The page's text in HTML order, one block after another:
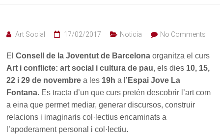
Art Social 17/02/2017 Noticia No Comments
ElConsell de la Joventut de Barcelona organitza el curs
Art i conflicte: art social i cultura de pau, els dies 10, 15,
22 i 29 de novembre a les 19h a l’ Espai Jove La
Fontana. Es tracta d’un que curs pretén descobrir l’art com
a eina que permet mediar, generar discursos, construir
relacions i imaginaris col·lectius encaminats a
l’apoderament personal i col·lectiu.